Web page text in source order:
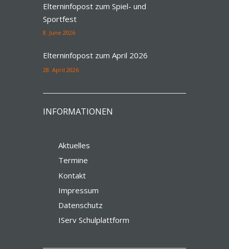
Elterninfopost zum Spiel- und
Sportfest
8. June 2026
Elterninfopost zum April 2026
28. April 2026
INFORMATIONEN
Aktuelles
Termine
Kontakt
Impressum
Datenschutz
IServ Schulplattform